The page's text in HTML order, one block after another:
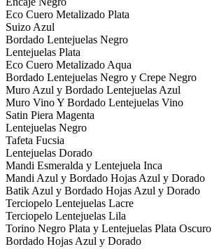
Eco Cuero Metalizado Plata
Suizo Azul
Bordado Lentejuelas Negro
Lentejuelas Plata
Eco Cuero Metalizado Aqua
Bordado Lentejuelas Negro y Crepe Negro
Muro Azul y Bordado Lentejuelas Azul
Muro Vino Y Bordado Lentejuelas Vino
Satin Piera Magenta
Lentejuelas Negro
Tafeta Fucsia
Lentejuelas Dorado
Mandi Esmeralda y Lentejuela Inca
Mandi Azul y Bordado Hojas Azul y Dorado
Batik Azul y Bordado Hojas Azul y Dorado
Terciopelo Lentejuelas Lacre
Terciopelo Lentejuelas Lila
Torino Negro Plata y Lentejuelas Plata Oscuro
Bordado Hojas Azul y Dorado